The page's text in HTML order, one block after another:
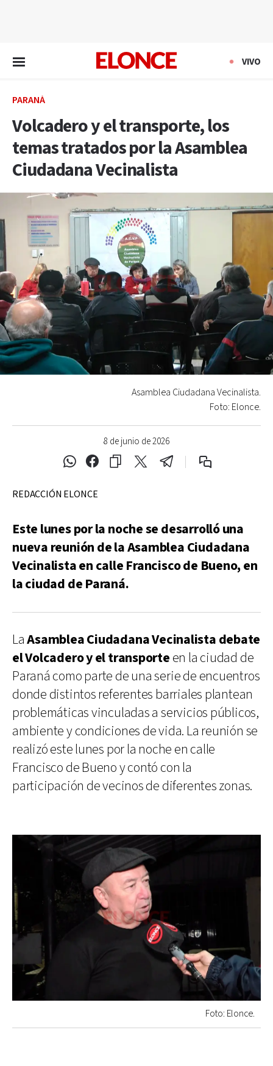
VIVO
PARANÁ
Volcadero y el transporte, los
temas tratados por la Asamblea
Ciudadana Vecinalista
8 de junio de 2026
Asamblea Ciudadana Vecinalista.
Foto: Elonce.
REDACCIÓN ELONCE
Este lunes por la noche se desarrolló una
nueva reunión de la Asamblea Ciudadana
Vecinalista en calle Francisco de Bueno, en
la ciudad de Paraná.
LaAsamblea Ciudadana Vecinalista debate
el Volcadero y el transporte en la ciudad de
Paraná como parte de una serie de encuentros
donde distintos referentes barriales plantean
problemáticas vinculadas a servicios públicos,
ambiente y condiciones de vida. La reunión se
realizó este lunes por la noche en calle
Francisco de Bueno y contó con la
participación de vecinos de diferentes zonas.
Foto: Elonce.